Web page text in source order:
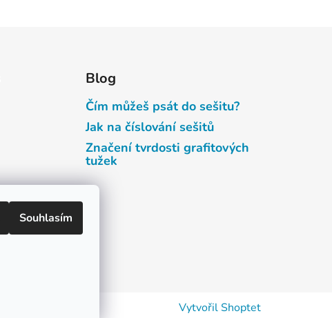
Souhlasím
Blog
Čím můžeš psát do sešitu?
Jak na číslování sešitů
Značení tvrdosti grafitových
tužek
Vytvořil Shoptet